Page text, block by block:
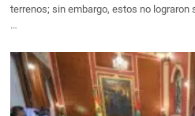
terrenos; sin embargo, estos no lograron
…